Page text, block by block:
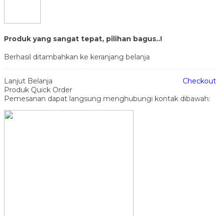
Produk yang sangat tepat, pilihan bagus..!
Berhasil ditambahkan ke keranjang belanja
Lanjut Belanja
Checkout
Produk Quick Order
Pemesanan dapat langsung menghubungi kontak dibawah: